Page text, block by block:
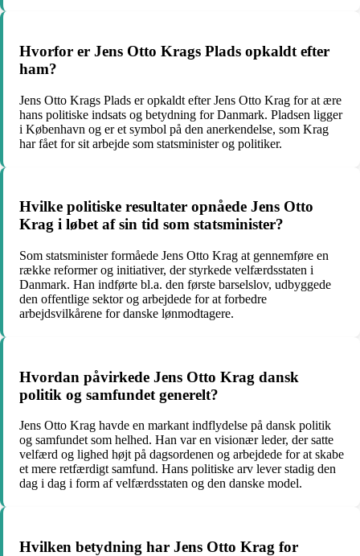
Hvorfor er Jens Otto Krags Plads opkaldt efter
ham?
Jens Otto Krags Plads er opkaldt efter Jens Otto Krag for at ære
hans politiske indsats og betydning for Danmark. Pladsen ligger
i København og er et symbol på den anerkendelse, som Krag
har fået for sit arbejde som statsminister og politiker.
Hvilke politiske resultater opnåede Jens Otto
Krag i løbet af sin tid som statsminister?
Som statsminister formåede Jens Otto Krag at gennemføre en
række reformer og initiativer, der styrkede velfærdsstaten i
Danmark. Han indførte bl.a. den første barselslov, udbyggede
den offentlige sektor og arbejdede for at forbedre
arbejdsvilkårene for danske lønmodtagere.
Hvordan påvirkede Jens Otto Krag dansk
politik og samfundet generelt?
Jens Otto Krag havde en markant indflydelse på dansk politik
og samfundet som helhed. Han var en visionær leder, der satte
velfærd og lighed højt på dagsordenen og arbejdede for at skabe
et mere retfærdigt samfund. Hans politiske arv lever stadig den
dag i dag i form af velfærdsstaten og den danske model.
Hvilken betydning har Jens Otto Krag for